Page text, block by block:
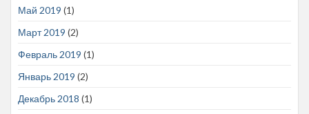
Май 2019 (1)
Март 2019 (2)
Февраль 2019 (1)
Январь 2019 (2)
Декабрь 2018 (1)